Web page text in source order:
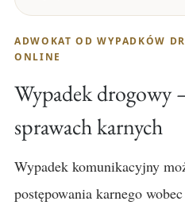
ADWOKAT OD WYPADKÓW
ONLINE
Wypadek drogowy
sprawach karnych
Wypadek komunikacyjny
postępowania karnego